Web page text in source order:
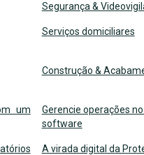
Segurança &
Serviços domiciliares
Construção &
um
Gerencie operações
software
A virada digital da